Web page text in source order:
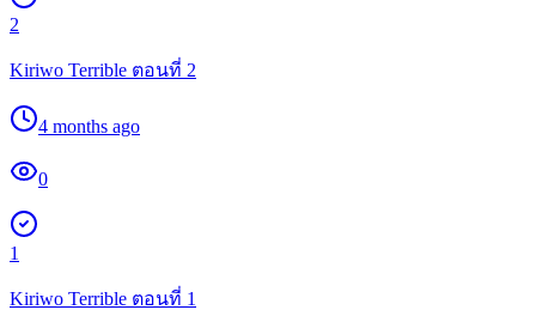
2
Kiriwo Terrible ตอนที่ 2
4 months ago
0
1
Kiriwo Terrible ตอนที่ 1